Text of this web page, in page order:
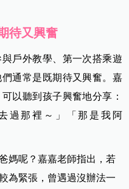
待又興奮
戶外教學、第一次搭乘遊
通常是既期待又興奮。嘉
以聽到孩子興奮地分享：
過那裡～」「那是我阿
媽呢？嘉嘉老師指出，若
為緊張，曾遇過沒辦法一